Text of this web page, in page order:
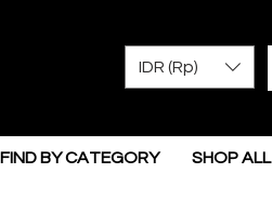
IDR (Rp)
FIND BY CATEGORY SHOP ALL